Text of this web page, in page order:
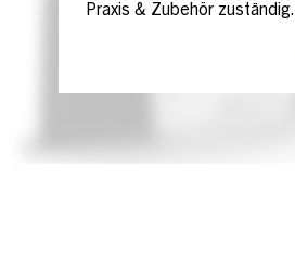
Praxis & Zubehör zuständig.